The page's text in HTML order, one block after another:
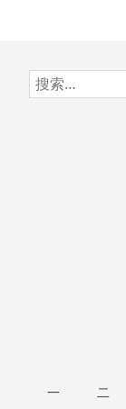
跳
至
搜
索：
一 二